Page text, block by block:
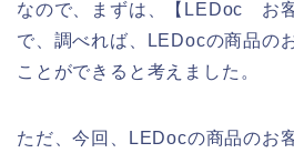
なので、まずは、【LEDoc お
で、調べれば、LEDocの商品の
ことができると考えました。
ただ、今回、LEDocの商品のお